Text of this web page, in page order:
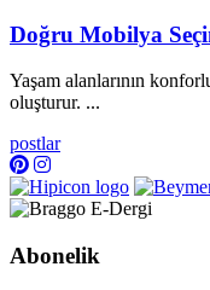
Doğru Mobilya
Yaşam alanlarının
oluşturur. ...
postlar
Abonelik